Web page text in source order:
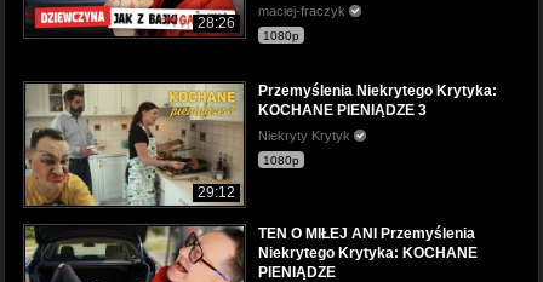
28:26
maciej-fraczyk
1080p
29:12
Przemyślenia Niekrytego Krytyka:
KOCHANE PIENIĄDZE 3
Niekryty Krytyk
1080p
TEN O MIŁEJ ANI Przemyślenia
Niekrytego Krytyka: KOCHANE
PIENIĄDZE